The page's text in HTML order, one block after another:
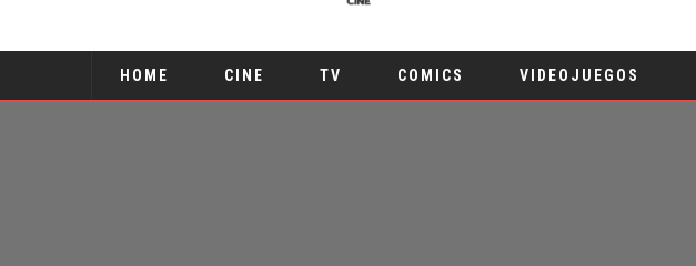
HOME CINE TV COMICS VIDEOJUEGOS